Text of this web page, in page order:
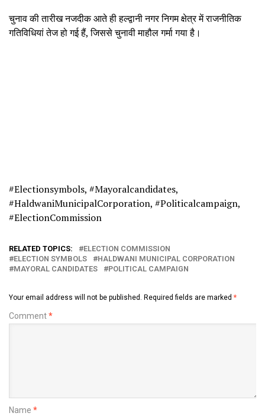
चुनाव की तारीख नजदीक आते ही हल्द्वानी नगर निगम क्षेत्र में राजनीतिक
गतिविधियां तेज हो गई हैं, जिससे चुनावी माहौल गर्मा गया है।
#Electionsymbols, #Mayoralcandidates,
#HaldwaniMunicipalCorporation, #Politicalcampaign,
#ElectionCommission
RELATED TOPICS:
ELECTION COMMISSION
ELECTION SYMBOLS
HALDWANI MUNICIPAL CORPORATION
MAYORAL CANDIDATES
POLITICAL CAMPAIGN
Your email address will not be published. Required fields are marked *
Comment*
Name *